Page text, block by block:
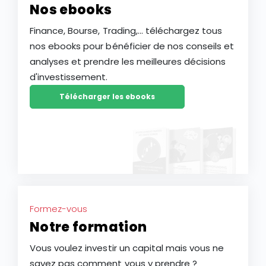
Nos ebooks
Finance, Bourse, Trading,... téléchargez tous
nos ebooks pour bénéficier de nos conseils et
analyses et prendre les meilleures décisions
d'investissement.
Télécharger les ebooks
Formez-vous
Notre formation
Vous voulez investir un capital mais vous ne
savez pas comment vous y prendre ?